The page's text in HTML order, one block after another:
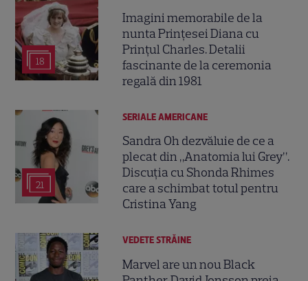
18
Imagini memorabile de la
nunta Prințesei Diana cu
Prințul Charles. Detalii
fascinante de la ceremonia
regală din 1981
21
SERIALE AMERICANE
Sandra Oh dezvăluie de ce a
plecat din „Anatomia lui Grey”.
Discuția cu Shonda Rhimes
care a schimbat totul pentru
Cristina Yang
VEDETE STRĂINE
Marvel are un nou Black